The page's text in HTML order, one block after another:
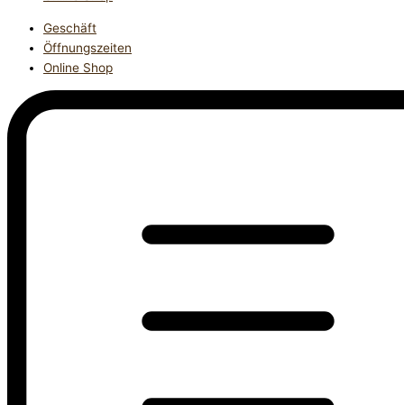
Geschäft
Öffnungszeiten
Online Shop